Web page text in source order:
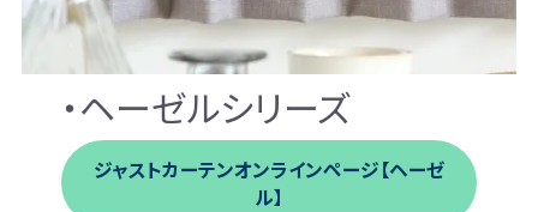
・ヘーゼルシリーズ
ジャストカーテンオンラインページ【ヘーゼ
ル】